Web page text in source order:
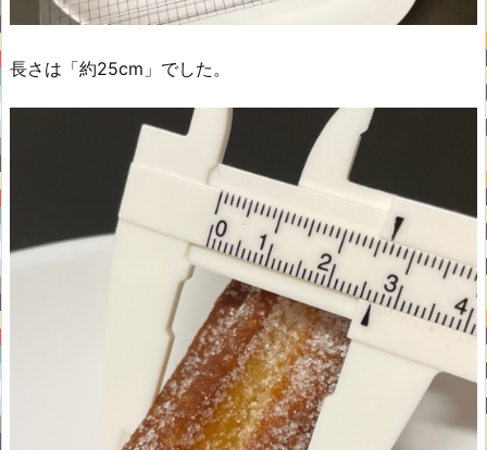
長さは「約25cm」でした。